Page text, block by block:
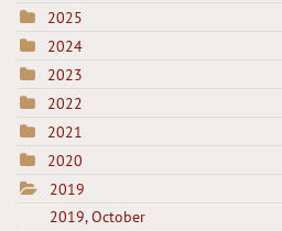
2025
2024
2023
2022
2021
2020
2019
2019, October